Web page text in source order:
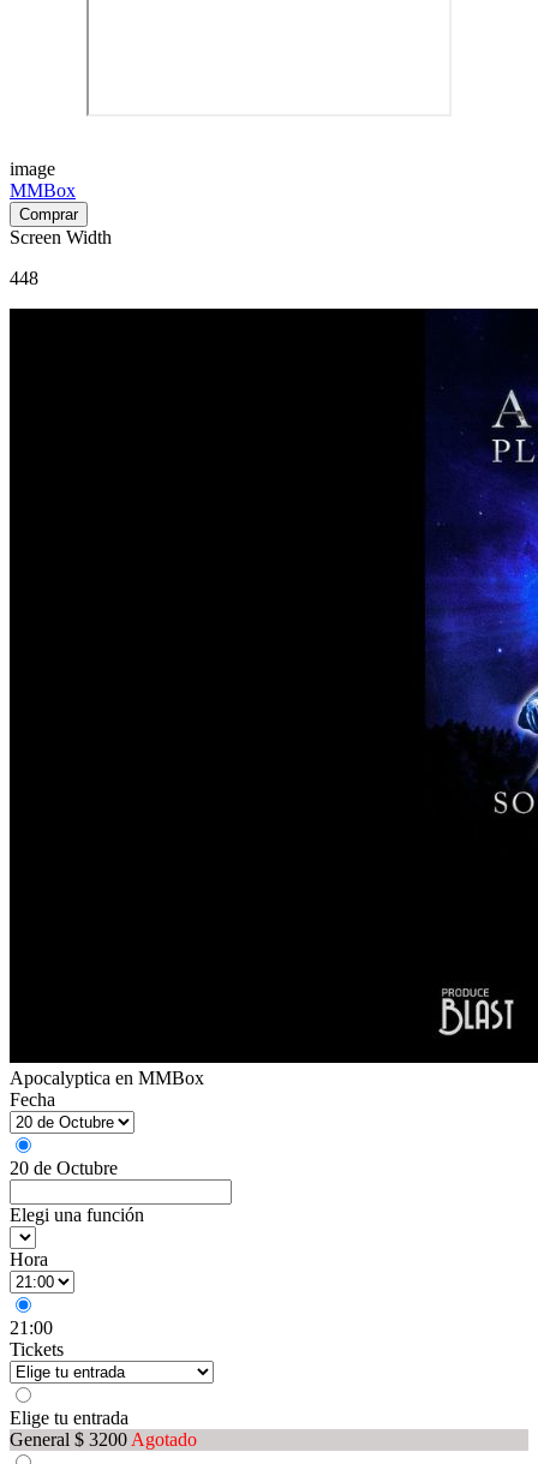
image
MMBox
Screen Width
448
Apocalyptica en MMBox
Fecha
20 de Octubre
Elegi una función
Hora
21:00
Tickets
Elige tu entrada
General $ 3200 Agotado